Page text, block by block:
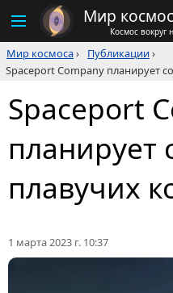
Мир
Космос вокруг
Мир космоса› Публикации›
Spaceport Company планирует
Spaceport
планирует
плавучих
1 марта 2023 г. 10:37